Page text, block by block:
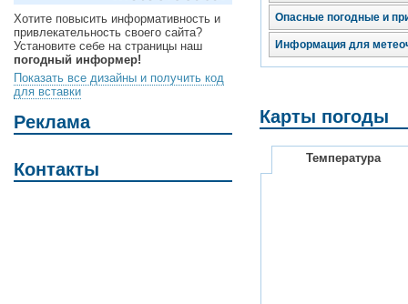
Хотите повысить информативность и
привлекательность своего сайта?
Установите себе на страницы наш
погодный информер!
Показать все дизайны и получить код
для вставки
Реклама
Контакты
Опасные погодные и
Информация для
Карты погоды
Температура